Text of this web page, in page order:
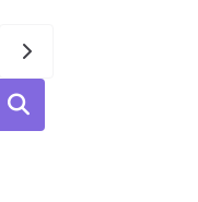
Szukaj